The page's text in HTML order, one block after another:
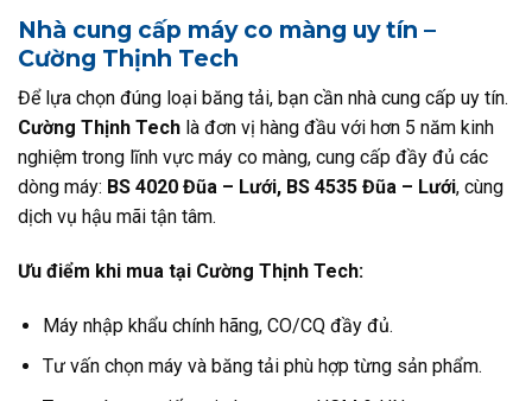
Nhà cung cấp máy co màng uy tín –
Cường Thịnh Tech
Để lựa chọn đúng loại băng tải, bạn cần nhà cung cấp uy tín.
Cường Thịnh Tech là đơn vị hàng đầu với hơn 5 năm kinh
nghiệm trong lĩnh vực máy co màng, cung cấp đầy đủ các
dòng máy: BS 4020 Đũa – Lưới, BS 4535 Đũa – Lưới, cùng
dịch vụ hậu mãi tận tâm.
Ưu điểm khi mua tại Cường Thịnh Tech:
Máy nhập khẩu chính hãng, CO/CQ đầy đủ.
Tư vấn chọn máy và băng tải phù hợp từng sản phẩm.